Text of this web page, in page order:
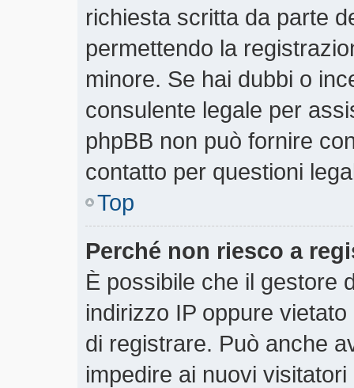
richiesta scritta da parte
permettendo la
minore. Se hai dubbi o
consulente legale per
phpBB non può fornire
contatto per questioni
Top
Perché non riesco a
È possibile che il gestore
indirizzo IP oppure
di registrare. Può anche
impedire ai nuovi